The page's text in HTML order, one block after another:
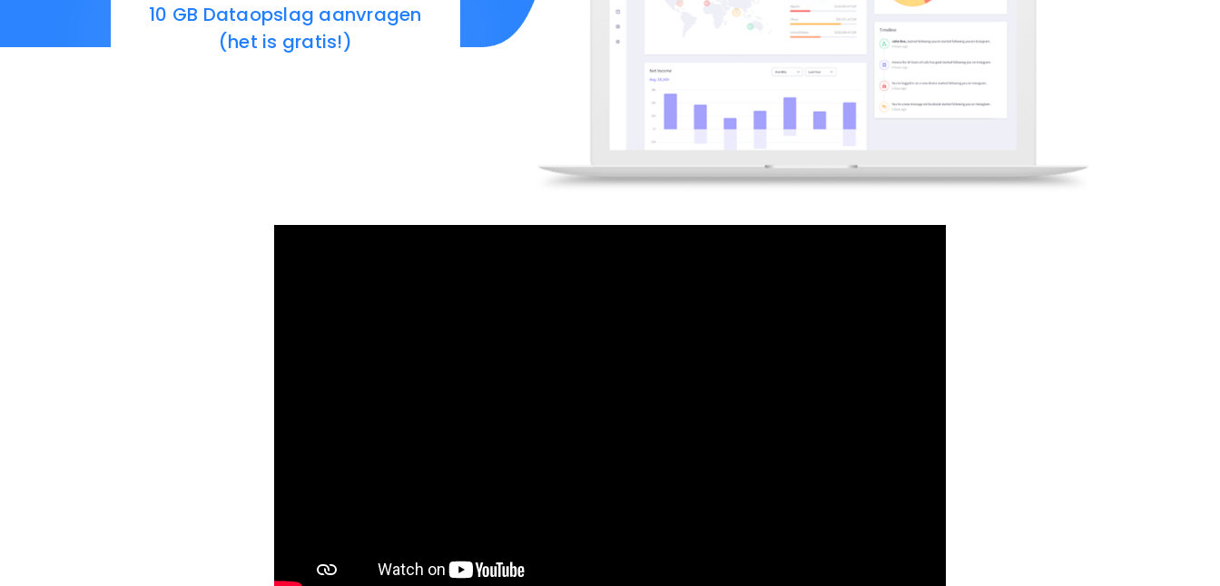
10 GB Dataopslag aanvragen
(het is gratis!)